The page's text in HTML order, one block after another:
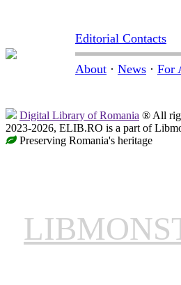
Editorial Contacts
About · News · For
Digital Library of Romania ® All
2023-2026, ELIB.RO is a part of
Preserving Romania's heritage